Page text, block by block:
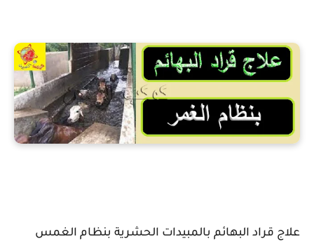
علاج قراد البهائم بالمبيدات الحشرية بنظام الغمس